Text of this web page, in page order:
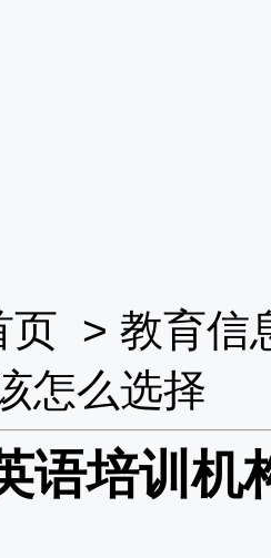
页 > 教育信
怎么选择
语培训机